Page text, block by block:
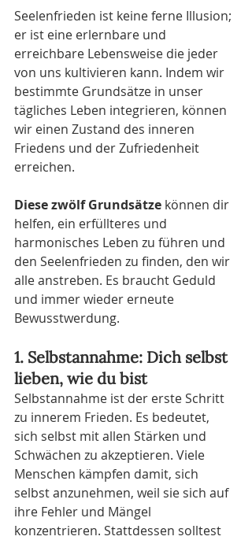
Seelenfrieden ist keine ferne Illusion;
er ist eine erlernbare und
erreichbare Lebensweise die jeder
von uns kultivieren kann. Indem wir
bestimmte Grundsätze in unser
tägliches Leben integrieren, können
wir einen Zustand des inneren
Friedens und der Zufriedenheit
erreichen.
Diese zwölf Grundsätze können dir
helfen, ein erfüllteres und
harmonisches Leben zu führen und
den Seelenfrieden zu finden, den wir
alle anstreben. Es braucht Geduld
und immer wieder erneute
Bewusstwerdung.
1. Selbstannahme: Dich selbst
lieben, wie du bist
Selbstannahme ist der erste Schritt
zu innerem Frieden. Es bedeutet,
sich selbst mit allen Stärken und
Schwächen zu akzeptieren. Viele
Menschen kämpfen damit, sich
selbst anzunehmen, weil sie sich auf
ihre Fehler und Mängel
konzentrieren. Stattdessen solltest